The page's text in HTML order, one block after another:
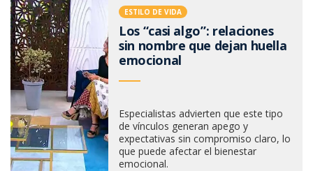
ESTILO DE VIDA
Los “casi algo”: relaciones
sin nombre que dejan huella
emocional
Especialistas advierten que este tipo
de vínculos generan apego y
expectativas sin compromiso claro, lo
que puede afectar el bienestar
emocional.